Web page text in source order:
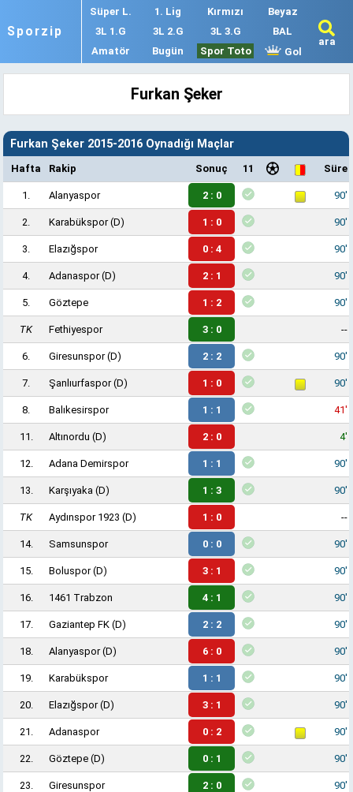
Sporzip
Süper L. 1. Lig Kırmızı
Beyaz
3L 1.G
3L 2.G 3L 3.G
BAL
Amatör
Bugün Spor Toto Gol
ara
Furkan Şeker
Furkan Şeker 2015-2016 Oynadığı Maçlar
Hafta Rakip Sonuç 11 Süre
1. Alanyaspor 2 : 0 90'
2. Karabükspor(D) 1 : 0 90'
3. Elazığspor 0 : 4 90'
4. Adanaspor(D) 2 : 1 90'
5. Göztepe 1 : 2 90'
TK Fethiyespor 3 : 0 --
6. Giresunspor(D) 2 : 2 90'
7. Şanlıurfaspor(D) 1 : 0 90'
8. Balıkesirspor 1 : 1 41'
11. Altınordu (D) 2 : 0 4'
12. Adana Demirspor 1 : 1 90'
13. Karşıyaka (D) 1 : 3 90'
TK Aydınspor 1923 (D) 1 : 0 --
14. Samsunspor 0 : 0 90'
15. Boluspor(D) 3 : 1 90'
16. 1461 Trabzon 4 : 1 90'
17. Gaziantep FK (D) 2 : 2 90'
18. Alanyaspor(D) 6 : 0 90'
19. Karabükspor 1 : 1 90'
20. Elazığspor(D) 3 : 1 90'
21. Adanaspor 0 : 2 90'
22. Göztepe (D) 0 : 1 90'
23. Giresunspor 2 : 0 90'